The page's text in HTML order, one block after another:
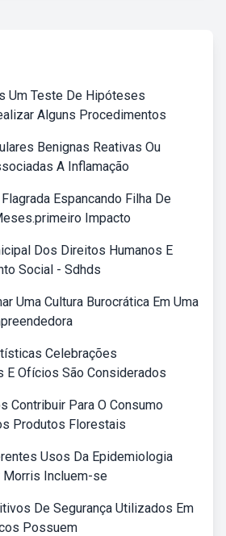
Um Teste De Hipóteses
Alguns Procedimentos
Benignas Reativas Ou
A Inflamação
Espancando Filha De
Impacto
Dos Direitos Humanos E
Social - Sdhds
Uma Cultura Burocrática Em Uma
Celebrações
E Ofícios São Considerados
Contribuir Para O Consumo
Produtos Florestais
Usos Da Epidemiologia
Incluem-se
De Segurança Utilizados Em
Possuem